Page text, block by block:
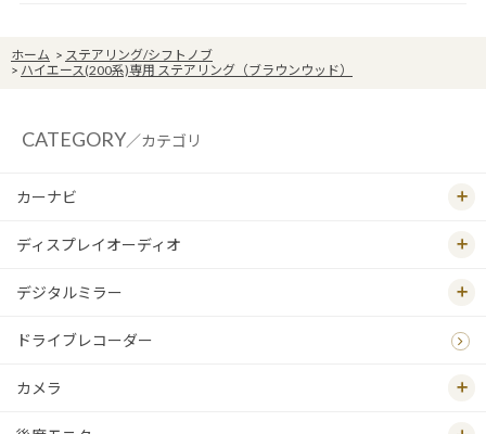
ホーム > ステアリング/シフトノブ
> ハイエース(200系)専用 ステアリング（ブラウンウッド）
CATEGORY／カテゴリ
カーナビ
ディスプレイオーディオ
デジタルミラー
ドライブレコーダー
カメラ